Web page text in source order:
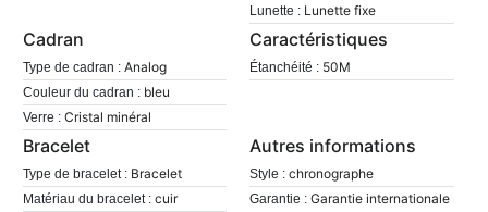
Lunette : Lunette fixe
Cadran
Type de cadran : Analog
Couleur du cadran : bleu
Verre : Cristal minéral
Caractéristiques
Étanchéité : 50M
Bracelet
Type de bracelet : Bracelet
Matériau du bracelet : cuir
Autres informations
Style : chronographe
Garantie : Garantie internationale